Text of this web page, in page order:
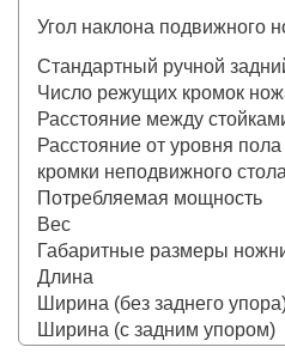
Угол наклона подвижного
Стандартный ручной
Число режущих кромок
Расстояние между
Расстояние от уровня
кромки неподвижного стола
Потребляемая мощность
Вес
Габаритные размеры
Длина
Ширина (без заднего
Ширина (с задним упором)